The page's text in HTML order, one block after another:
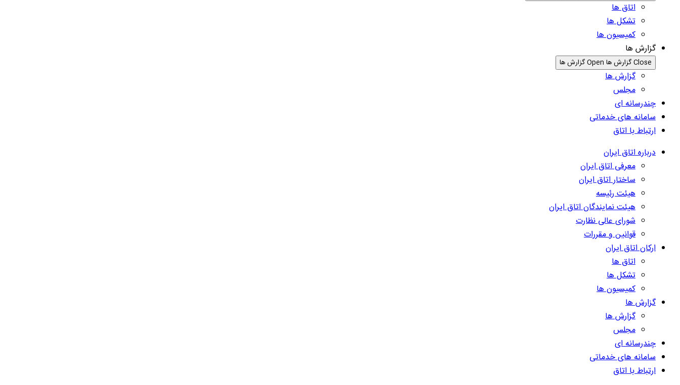
اتاق ها
تشکل ها
کمیسیون ها
گزارش ها
Close گزارش ها Open گزارش ها
گزارش ها
مجلس
چندرسانه ای
سامانه های خدماتی
ارتباط با اتاق
درباره اتاق ایران
معرفی اتاق ایران
ساختار اتاق ایران
هیئت رئیسه
هیئت نمایندگان اتاق ایران
شورای عالی نظارت
قوانین و مقررات
ارکان اتاق ایران
اتاق ها
تشکل ها
کمیسیون ها
گزارش ها
گزارش ها
مجلس
چندرسانه ای
سامانه های خدماتی
ارتباط با اتاق